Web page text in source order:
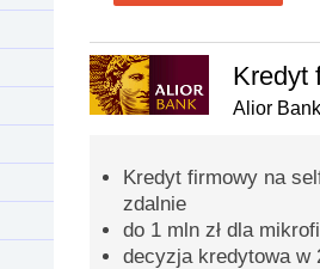
Kredyt
Alior Bank
Kredyt firmowy na
zdalnie
do 1 mln zł dla
decyzja kredytowa w